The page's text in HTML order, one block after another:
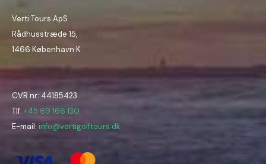
Verti Tours ApS
Rådhusstræde 15,
1466 København K
CVR nr: 44185423
Tlf. +45 69 166 130
E-mail: info@vertigolftours.dk